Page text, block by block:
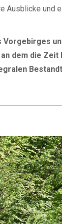
Ausblicke und
Vorgebirges
dem die Zeit